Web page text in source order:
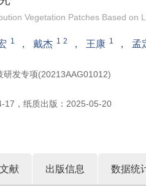
Vegetation Patches Based on
1 ， 戴杰 1 2 ， 王康 1 ， 孟
研发专项(20213AAG01012)
17 ， 纸质出版： 2025-05-20
献 出版信息 数据统